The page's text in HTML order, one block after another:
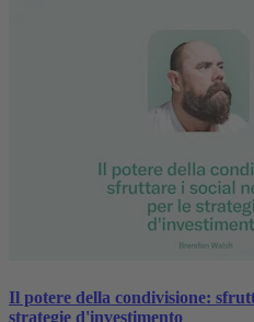
Il potere della condivisione:
strategie d'investimento